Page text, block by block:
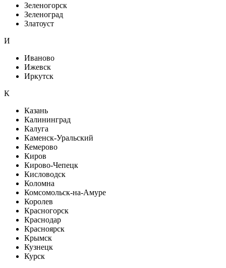
Зеленогорск
Зеленоград
Златоуст
И
Иваново
Ижевск
Иркутск
К
Казань
Калининград
Калуга
Каменск-Уральский
Кемерово
Киров
Кирово-Чепецк
Кисловодск
Коломна
Комсомольск-на-Амуре
Королев
Красногорск
Краснодар
Красноярск
Крымск
Кузнецк
Курск